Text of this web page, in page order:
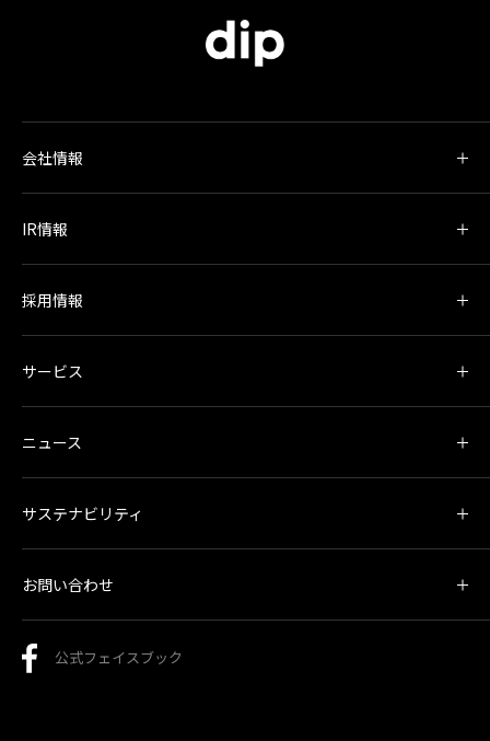
会社情報
IR情報
採用情報
サービス
ニュース
サステナビリティ
お問い合わせ
公式フェイスブック